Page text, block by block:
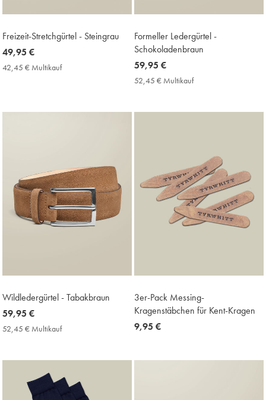
Freizeit-Stretchgürtel - Steingrau
now
49,95
49,95 €
42,45 € Multikauf42,45
Formeller Ledergürtel -
Schokoladenbraun
now
59,95
59,95 €
52,45 € Multikauf52,45
Price
Wildledergürtel - Tabakbraun
now
59,95
59,95 €
52,45 € Multikauf52,45
Price
3er-Pack Messing-
Kragenstäbchen für Kent-Kragen
now
9,95 €